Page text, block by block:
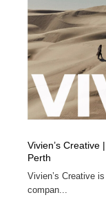
Vivien’s Creative
Perth
Vivien’s Creative
compan...